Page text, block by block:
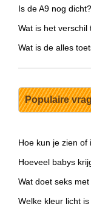
Is de A9 nog dicht?
Wat is het
Wat is de alles
Populaire
Hoe kun je zien of
Hoeveel babys
Wat doet seks
Welke kleur licht